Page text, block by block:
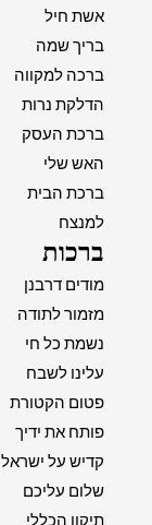
אשת חיל
בריך שמה
ברכה למקווה
הדלקת נרות
ברכת העסק
האש שלי
ברכת הבית
למנצח
ברכות
מודים דרבנן
מזמור לתודה
נשמת כל חי
עלינו לשבח
פטום הקטורת
פותח את ידיך
קדיש על ישראל
שלום עליכם
תיקון הכללי